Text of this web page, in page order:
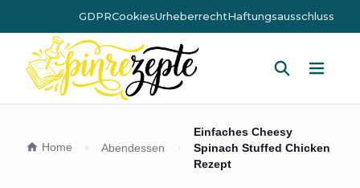
GDPRCookiesUrheberrechtHaftungsausschluss
Home Abendessen
Einfaches Cheesy
Spinach Stuffed Chicken
Rezept